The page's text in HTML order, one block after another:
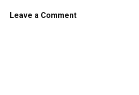
Leave a Comment